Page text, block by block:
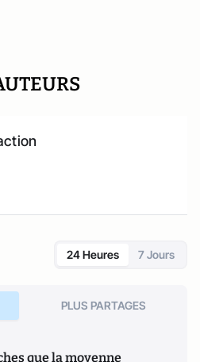
24 Heures 7 Jours
PLUS PARTAGES
que la moyenne